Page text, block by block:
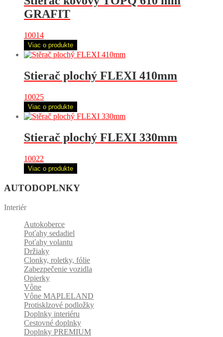
GRAFIT
10014
Viac o produkte
Stierač plochý FLEXI 410mm
10025
Viac o produkte
Stierač plochý FLEXI 330mm
10022
Viac o produkte
AUTODOPLNKY
Interiér
Autokoberce
Poťahy sedadiel
Poťahy volantu
Držiaky
Clonky, roletky, fólie
Zabezpečenie vozidla
Opierky
Vône
Vône MAPLELAND
Protisklzové podložky
Doplnky interiéru
Cestovné doplnky
Doplnky PREMIUM